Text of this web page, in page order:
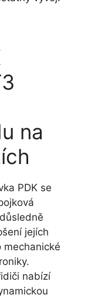
na
PDK se
jejích
nabízí